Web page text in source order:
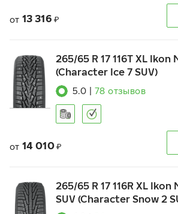
от 13 316 ₽
265/65 R 17 116T XL Ikon
(Character Ice 7 SUV)
5.0 78 отзывов
от 14 010 ₽
265/65 R 17 116R XL Ikon
SUV (Character Snow 2